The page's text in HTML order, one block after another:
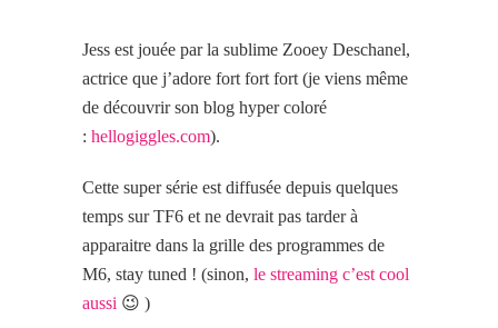
Jess est jouée parla sublime Zooey Deschanel,
actrice que j’adore fort fort fort (je viens même
de découvrir son blog hyper coloré
: hellogiggles.com).
Cette super série est diffusée depuis quelques
temps sur TF6 et ne devrait pas tarder à
apparaitre dans la grille des programmes de
M6, stay tuned ! (sinon, le streaming c’est cool
aussi 😉 )